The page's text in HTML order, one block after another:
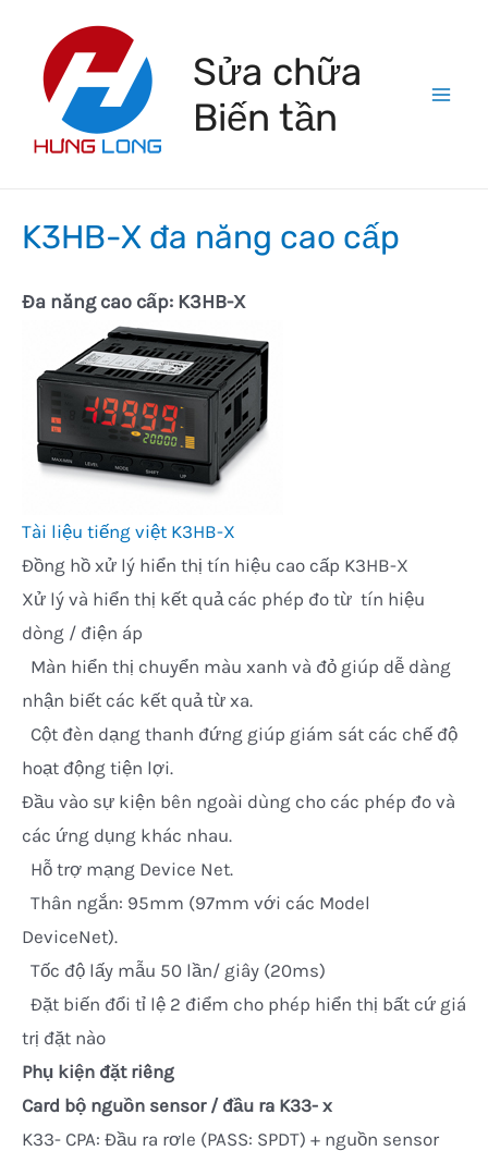
content
Sửa chữa
Biến tần
K3HB-X đa năng cao cấp
Đa năng cao cấp: K3HB-X
Tài liệu tiếng việt K3HB-X
Đồng hồ xử lý hiển thị tín hiệu cao cấp K3HB-X
Xử lý và hiển thị kết quả các phép đo từ tín hiệu
dòng / điện áp
 Màn hiển thị chuyển màu xanh và đỏ giúp dễ dàng
nhận biết các kết quả từ xa.
 Cột đèn dạng thanh đứng giúp giám sát các chế độ
hoạt động tiện lợi.
Đầu vào sự kiện bên ngoài dùng cho các phép đo và
các ứng dụng khác nhau.
 Hỗ trợ mạng Device Net.
 Thân ngắn: 95mm (97mm với các Model
DeviceNet).
 Tốc độ lấy mẫu 50 lần/ giây (20ms)
 Đặt biến đổi tỉ lệ 2 điểm cho phép hiển thị bất cứ giá
trị đặt nào
Phụ kiện đặt riêng
Card bộ nguồn sensor / đầu ra K33- x
K33- CPA: Đầu ra rơle (PASS: SPDT) + nguồn sensor